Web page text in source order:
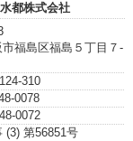
水都株式会社
福島区福島５丁目７-
310
0078
0072
(3) 第56851号